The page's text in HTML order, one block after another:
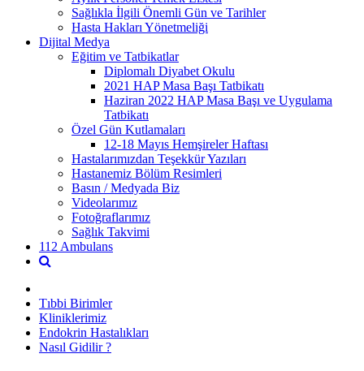
Sağlıkla İlgili Önemli Gün ve Tarihler
Hasta Hakları Yönetmeliği
Dijital Medya
Eğitim ve Tatbikatlar
Diplomalı Diyabet Okulu
2021 HAP Masa Başı Tatbikatı
Haziran 2022 HAP Masa Başı ve Uygulama
Tatbikatı
Özel Gün Kutlamaları
12-18 Mayıs Hemşireler Haftası
Hastalarımızdan Teşekkür Yazıları
Hastanemiz Bölüm Resimleri
Basın / Medyada Biz
Videolarımız
Fotoğraflarımız
Sağlık Takvimi
112 Ambulans
Tıbbi Birimler
Kliniklerimiz
Endokrin Hastalıkları
Nasıl Gidilir ?